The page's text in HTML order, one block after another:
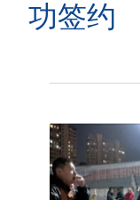
功签约